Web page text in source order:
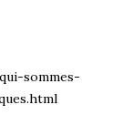
sommes-